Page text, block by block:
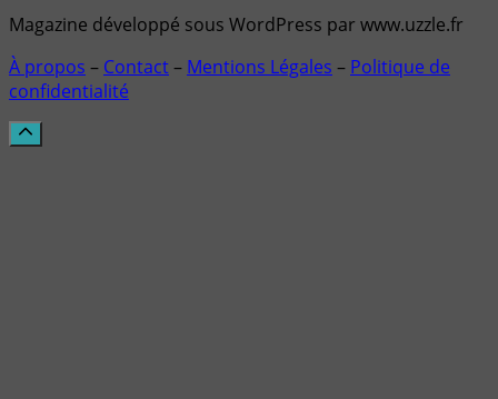
Magazine développé sous WordPress par www.uzzle.fr
À propos – Contact– Mentions Légales – Politique de
confidentialité